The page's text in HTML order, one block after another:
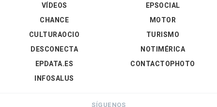
VÍDEOS
EPSOCIAL
CHANCE
CULTURAOCIO
DESCONECTA
EPDATA.ES
INFOSALUS
MOTOR
TURISMO
NOTIMÉRICA
CONTACTOPHOTO
SÍGUENOS